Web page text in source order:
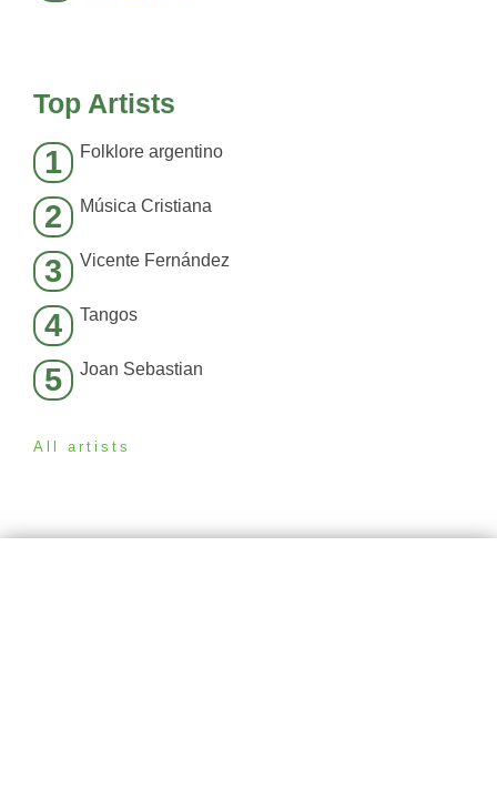
Top Artists
1 Folklore argentino
2 Música Cristiana
3 Vicente Fernández
4 Tangos
5 Joan Sebastian
All artists